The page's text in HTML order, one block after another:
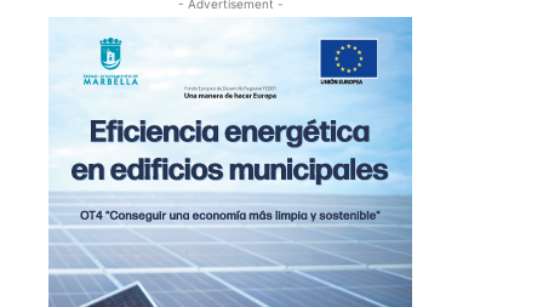
- Advertisement -